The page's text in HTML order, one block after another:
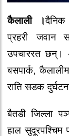
कैलाली ।दैनिक
प्रहरी जवान
उपचाररत छन्।
बसपार्क,
राति सडक
बैतडी जिल्ला
हाल सुदूरपश्चिम